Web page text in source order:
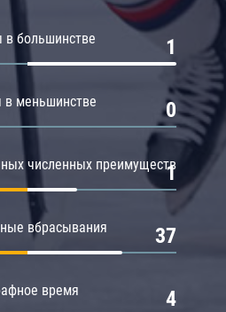
большинстве 1
меньшинстве 0
численных преимуществ
1
вбрасывания 37
время 4